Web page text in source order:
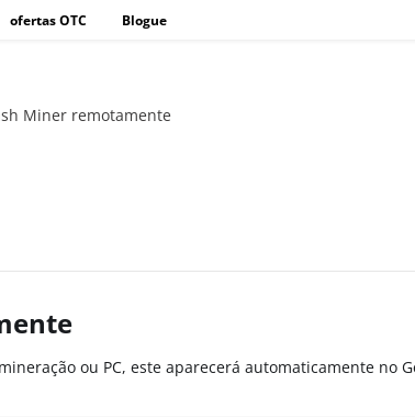
ofertas OTC Blogue
Miner remotamente
ou PC, este aparecerá automaticamente no